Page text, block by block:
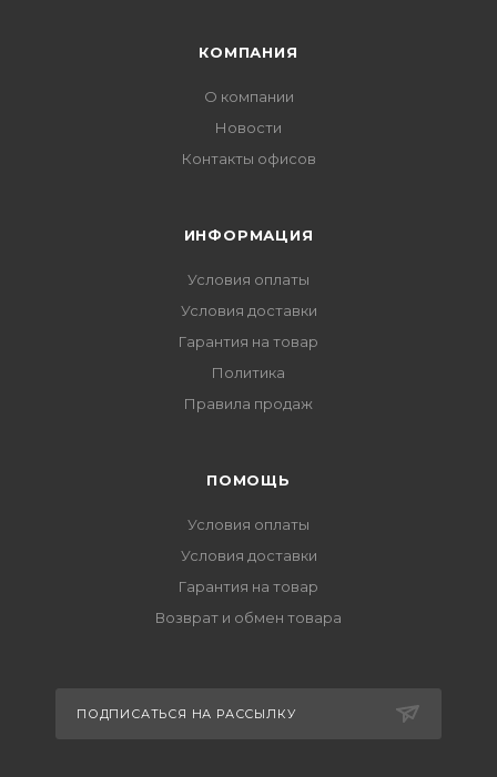
КОМПАНИЯ
О компании
Новости
Контакты офисов
ИНФОРМАЦИЯ
Условия оплаты
Условия доставки
Гарантия на товар
Политика
Правила продаж
ПОМОЩЬ
Условия оплаты
Условия доставки
Гарантия на товар
Возврат и обмен товара
ПОДПИСАТЬСЯ НА РАССЫЛКУ